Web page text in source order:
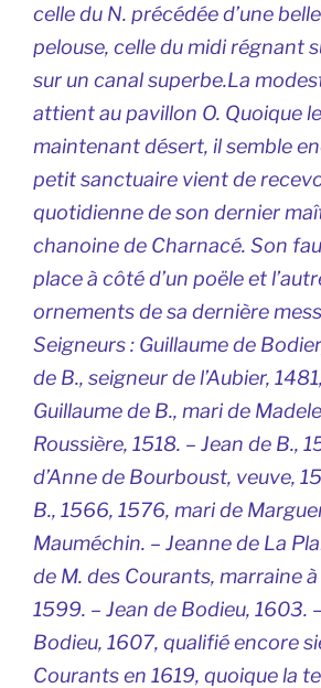
celle du N. précédée d’une
pelouse, celle du midi régnant
sur un canal superbe.La
attient au pavillon O. Quoique
maintenant désert, il semble
petit sanctuaire vient de
quotidienne de son dernier
chanoine de Charnacé. Son
place à côté d’un poële et
ornements de sa dernière
Seigneurs: Guillaume de
de B., seigneur de l’Aubier,
Guillaume de B., mari de
Roussière, 1518. – Jean de B.,
d’Anne de Bourboust, veuve,
B., 1566, 1576, mari de
Mauméchin. – Jeanne de La
de M. des Courants, marraine
1599. – Jean de Bodieu, 1603.
Bodieu, 1607, qualifié encore
Courants en 1619, quoique la